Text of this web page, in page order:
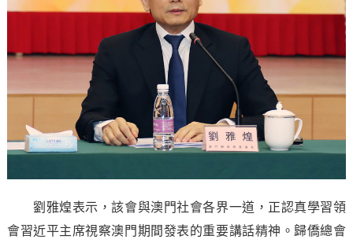
劉雅煌表示，該會與澳門社會各界一道，正認真學習領
會習近平主席視察澳門期間發表的重要講話精神。歸僑總會